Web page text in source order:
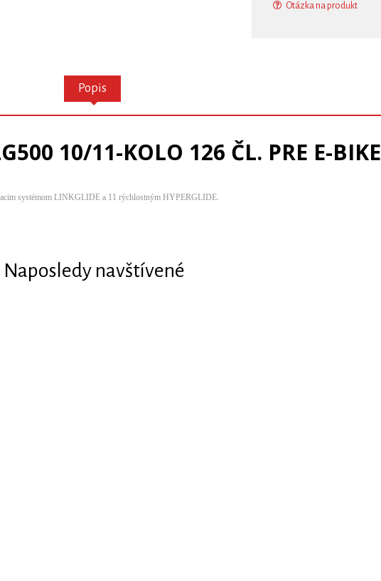
Otázka na produkt
Popis
10/11-KOLO 126 ČL. PRE E-BIKE
systémom LINKGLIDE a 11 rýchlostným HYPERGLIDE.
Naposledy navštívené